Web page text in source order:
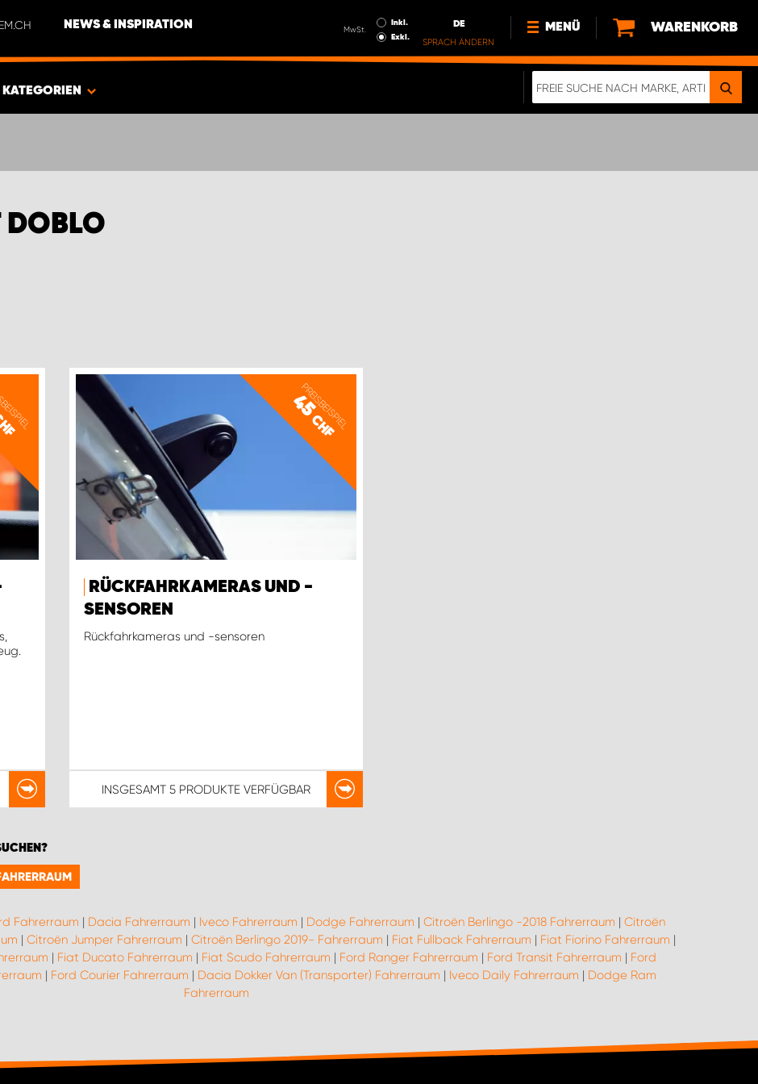
NEWS & INSPIRATION MwSt.
Inkl.
Exkl.
DE
SPRACH ÄNDERN
MENÜ
NEWS
WARENKORB
KATEGORIEN
DOBLO
PREISBEISPIEL
45
CHF
RÜCKFAHRKAMERAS UND -
SENSOREN
Rückfahrkameras und -sensoren
INSGESAMT5 PRODUKTE VERFÜGBAR
Fahrerraum | Dacia Fahrerraum | Iveco Fahrerraum | Dodge Fahrerraum | Citroën Berlingo -2018 Fahrerraum | Citroën
| Citroën Jumper Fahrerraum | Citroën Berlingo 2019- Fahrerraum | Fiat Fullback Fahrerraum | Fiat Fiorino Fahrerraum |
| Fiat Ducato Fahrerraum | Fiat Scudo Fahrerraum | Ford Ranger Fahrerraum | Ford Transit Fahrerraum | Ford
| Ford Courier Fahrerraum | Dacia Dokker Van (Transporter) Fahrerraum | Iveco Daily Fahrerraum | Dodge Ram
Fahrerraum